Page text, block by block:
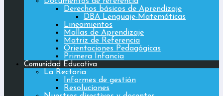
Derechos básicos de Aprendizaje
DBA Lenguaje-Matemáticas
Lineamientos
Mallas de Aprendizaje
Matriz de Referencia
Orientaciones Pedagógicas
Primera Infancia
Comunidad Educativa
La Rectoria
Informes de gestión
Resoluciones